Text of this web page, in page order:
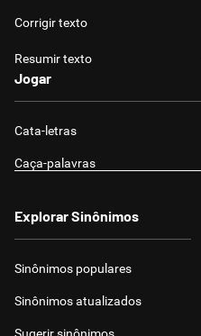
Corrigir texto
Resumir texto
Jogar
Cata-letras
Caça-palavras
Explorar Sinônimos
Sinônimos populares
Sinônimos atualizados